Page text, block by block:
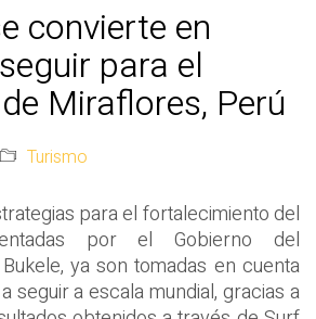
convierte en
para el
Miraflores, Perú
Turismo
para el fortalecimiento del
por el Gobierno del
ya son tomadas en cuenta
seguir a escala mundial, gracias a